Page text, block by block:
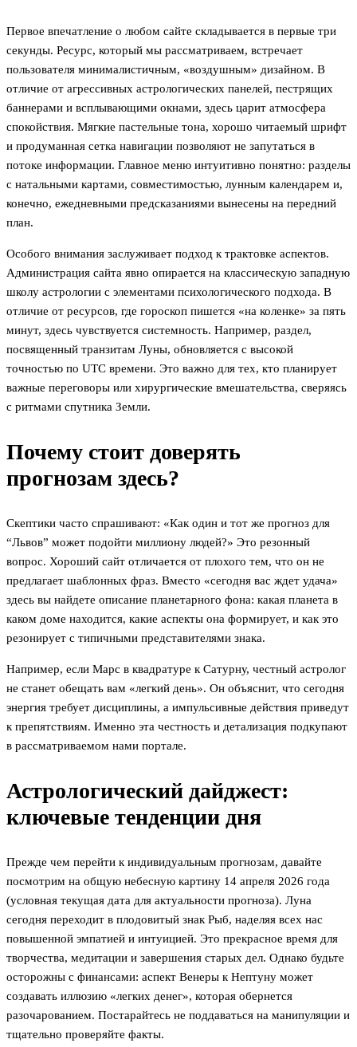
Первое впечатление о любом сайте складывается в первые три
секунды. Ресурс, который мы рассматриваем, встречает
пользователя минималистичным, «воздушным» дизайном. В
отличие от агрессивных астрологических панелей, пестрящих
баннерами и всплывающими окнами, здесь царит атмосфера
спокойствия. Мягкие пастельные тона, хорошо читаемый шрифт
и продуманная сетка навигации позволяют не запутаться в
потоке информации. Главное меню интуитивно понятно: разделы
с натальными картами, совместимостью, лунным календарем и,
конечно, ежедневными предсказаниями вынесены на передний
план.
Особого внимания заслуживает подход к трактовке аспектов.
Администрация сайта явно опирается на классическую западную
школу астрологии с элементами психологического подхода. В
отличие от ресурсов, где гороскоп пишется «на коленке» за пять
минут, здесь чувствуется системность. Например, раздел,
посвященный транзитам Луны, обновляется с высокой
точностью по UTC времени. Это важно для тех, кто планирует
важные переговоры или хирургические вмешательства, сверяясь
с ритмами спутника Земли.
Почему стоит доверять
прогнозам здесь?
Скептики часто спрашивают: «Как один и тот же прогноз для
“Львов” может подойти миллиону людей?» Это резонный
вопрос. Хороший сайт отличается от плохого тем, что он не
предлагает шаблонных фраз. Вместо «сегодня вас ждет удача»
здесь вы найдете описание планетарного фона: какая планета в
каком доме находится, какие аспекты она формирует, и как это
резонирует с типичными представителями знака.
Например, если Марс в квадратуре к Сатурну, честный астролог
не станет обещать вам «легкий день». Он объяснит, что сегодня
энергия требует дисциплины, а импульсивные действия приведут
к препятствиям. Именно эта честность и детализация подкупают
в рассматриваемом нами портале.
Астрологический дайджест:
ключевые тенденции дня
Прежде чем перейти к индивидуальным прогнозам, давайте
посмотрим на общую небесную картину 14 апреля 2026 года
(условная текущая дата для актуальности прогноза). Луна
сегодня переходит в плодовитый знак Рыб, наделяя всех нас
повышенной эмпатией и интуицией. Это прекрасное время для
творчества, медитации и завершения старых дел. Однако будьте
осторожны с финансами: аспект Венеры к Нептуну может
создавать иллюзию «легких денег», которая обернется
разочарованием. Постарайтесь не поддаваться на манипуляции и
тщательно проверяйте факты.